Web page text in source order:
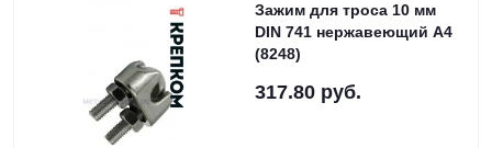
Зажим для троса 10 мм
DIN 741 нержавеющий А4
(8248)
317.80 руб.